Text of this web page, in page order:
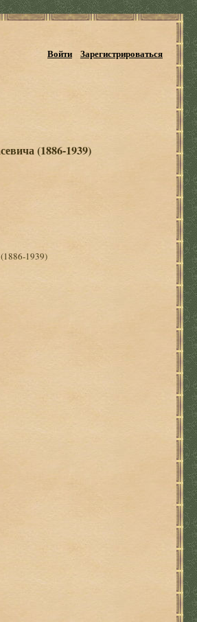
Войти Зарегистрироваться
(1886-1939)
(1886-1939)